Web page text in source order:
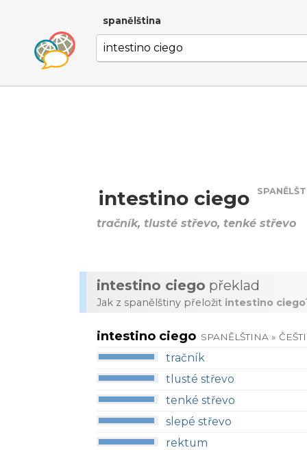
spanělština
intestino ciego
tračník, tlusté střevo, tenké střevo
intestino ciego překlad
Jak z spanělštiny přeložit intestino ciego
intestino ciego SPANĚLŠTINA »
tračník
tlusté střevo
tenké střevo
slepé střevo
rektum